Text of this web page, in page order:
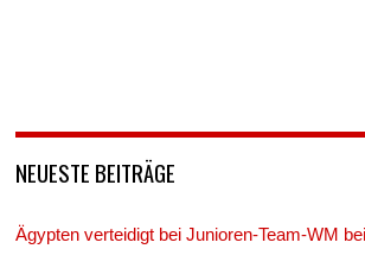
NEUESTE BEITRÄGE
Ägypten verteidigt bei Junioren-Team-WM